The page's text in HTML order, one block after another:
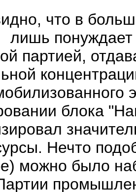
что в
лишь понуждает
партией,
блока
Нечто
можно было